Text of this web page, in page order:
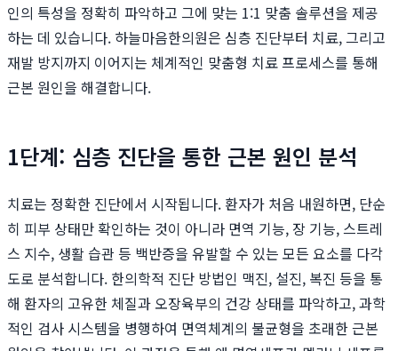
인의 특성을 정확히 파악하고 그에 맞는 1:1 맞춤 솔루션을 제공
하는 데 있습니다. 하늘마음한의원은 심층 진단부터 치료, 그리고
재발 방지까지 이어지는 체계적인 맞춤형 치료 프로세스를 통해
근본 원인을 해결합니다.
1단계: 심층 진단을 통한 근본 원인 분석
치료는 정확한 진단에서 시작됩니다. 환자가 처음 내원하면, 단순
히 피부 상태만 확인하는 것이 아니라 면역 기능, 장 기능, 스트레
스 지수, 생활 습관 등 백반증을 유발할 수 있는 모든 요소를 다각
도로 분석합니다. 한의학적 진단 방법인 맥진, 설진, 복진 등을 통
해 환자의 고유한 체질과 오장육부의 건강 상태를 파악하고, 과학
적인 검사 시스템을 병행하여 면역체계의 불균형을 초래한 근본